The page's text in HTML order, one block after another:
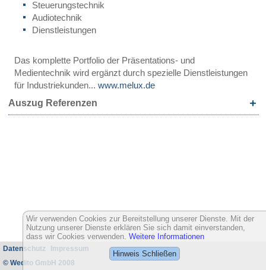
Steuerungstechnik
Audiotechnik
Dienstleistungen
Das komplette Portfolio der Präsentations- und
Medientechnik wird ergänzt durch spezielle Dienstleistungen
für Industriekunden... www.melux.de
Auszug Referenzen
Datenschutz
Impressum
© Wedito GmbH 2008
Wir verwenden Cookies zur Bereitstellung unserer Dienste. Mit der
Nutzung unserer Dienste erklären Sie sich damit einverstanden,
dass wir Cookies verwenden. Weitere Informationen
Hinweis Schließen